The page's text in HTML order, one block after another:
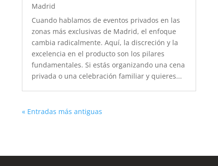
Madrid
Cuando hablamos de eventos privados en las
zonas más exclusivas de Madrid, el enfoque
cambia radicalmente. Aquí, la discreción y la
excelencia en el producto son los pilares
fundamentales. Si estás organizando una cena
privada o una celebración familiar y quieres...
« Entradas más antiguas